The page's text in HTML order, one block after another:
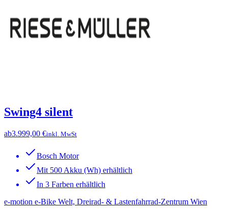
Swing4 silent
ab3.999,00 €inkl. MwSt
Bosch Motor
Mit 500 Akku (Wh) erhältlich
In 3 Farben erhältlich
e-motion e-Bike Welt, Dreirad- & Lastenfahrrad-Zentrum Wien